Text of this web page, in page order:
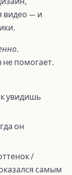
видео — и
.
помогает.
увидишь
он
/
самым